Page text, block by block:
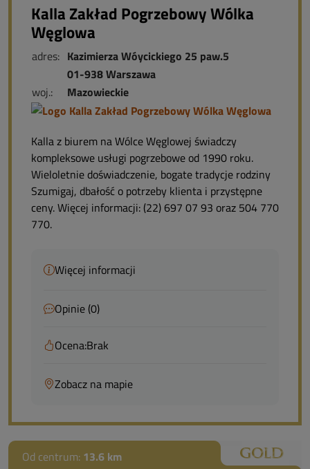
Kalla Zakład Pogrzebowy Wólka
Węglowa
adres: Kazimierza Wóycickiego 25 paw.5
01-938 Warszawa
woj.:
Mazowieckie
Kalla z biurem na Wólce Węglowej świadczy
kompleksowe usługi pogrzebowe od 1990 roku.
Wieloletnie doświadczenie, bogate tradycje rodziny
Szumigaj, dbałość o potrzeby klienta i przystępne
ceny. Więcej informacji: (22) 697 07 93 oraz 504 770
770.
Więcej informacji
Opinie (0)
Ocena:Brak
Zobacz na mapie
Od centrum: 13.6 km